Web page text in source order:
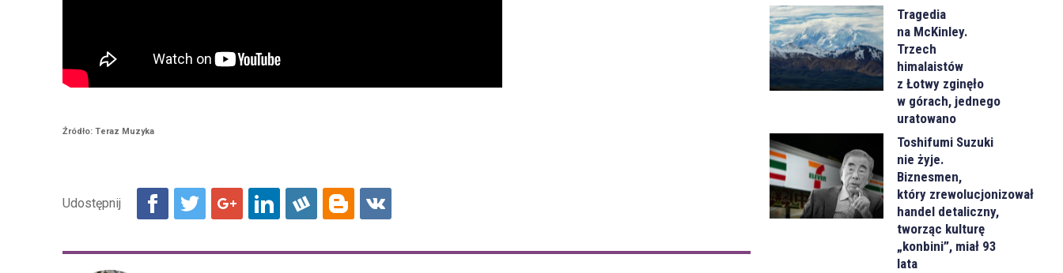
Źródło: Teraz Muzyka
Tragedia
na McKinley.
Trzech
himalaistów
z Łotwy zginęło
w górach, jednego
uratowano
Toshifumi Suzuki
nie żyje.
Biznesmen,
który zrewolucjonizował
handel detaliczny,
tworząc kulturę
„konbini”, miał 93
lata